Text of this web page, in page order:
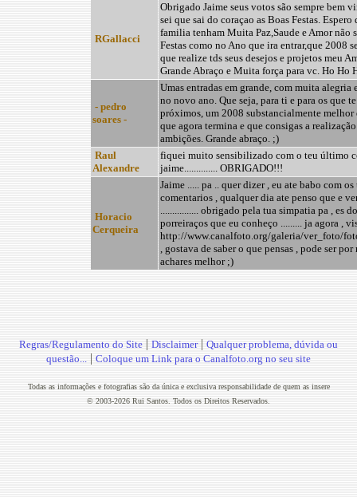
RGallacci
Obrigado Jaime seus votos são sempre bem
sei que sai do coraçao as Boas Festas. Espero
familia tenham Muita Paz,Saude e Amor não
Festas como no Ano que ira entrar,que 2008
que realize tds seus desejos e projetos meu
Grande Abraço e Muita força para vc. Ho Ho
- pedro
soares -
Umas entradas em grande, com muita alegria
no novo ano. Que seja, para ti e para os que
próximos, um 2008 substancialmente melhor
que agora termina e que consigas a
ambições. Grande abraço. ;)
Raul
Alexandre
fiquei muito sensibilizado com o teu último
jaime.............. OBRIGADO!!!
Horacio
Cerqueira
Jaime ..... pa .. quer dizer , eu ate babo com os
comentarios , qualquer dia ate penso que e
................ obrigado pela tua simpatia pa , es
porreiraços que eu conheço ......... ja agora ,
http://www.canalfoto.org/galeria/ver_foto/
, gostava de saber o que pensas , pode ser por
achares melhor ;)
Regras/Regulamento do Site | Disclaimer| Qualquer problema, dúvida ou
questão... | Coloque um Link para o Canalfoto.org no seu site
Todas as informações e fotografias são da única e exclusiva responsabilidade de quem as insere
© 2003-2026 Rui Santos. Todos os Direitos Reservados.